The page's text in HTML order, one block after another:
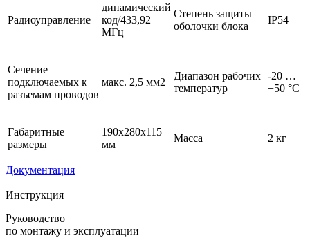
Радиоуправление
динамический
код/433,92
МГц
Степень защиты
оболочки блока
IP54
Сечение
подключаемых к
разъемам проводов
макс. 2,5 мм2
Диапазон рабочих
температур
-20 …
+50 °С
Габаритные
размеры
190х280х115
мм
Масса 2 кг
Документация
Инструкция
Руководство
по монтажу и эксплуатации